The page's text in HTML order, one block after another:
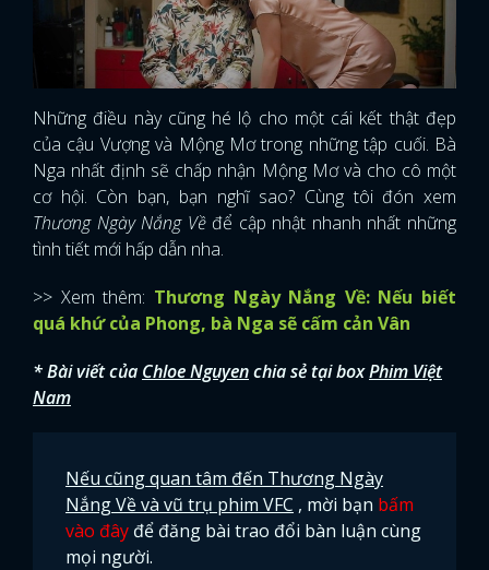
Những điều này cũng hé lộ cho một cái kết thật đẹp
của cậu Vượng và Mộng Mơ trong những tập cuối. Bà
Nga nhất định sẽ chấp nhận Mộng Mơ và cho cô một
cơ hội. Còn bạn, bạn nghĩ sao? Cùng tôi đón xem
Thương Ngày Nắng Vềđể cập nhật nhanh nhất những
tình tiết mới hấp dẫn nha.
>> Xem thêm: Thương Ngày Nắng Về: Nếu biết
quá khứ của Phong, bà Nga sẽ cấm cản Vân
* Bài viết của Chloe Nguyenchia sẻ tại boxPhim Việt
Nam
Nếu cũng quan tâm đến Thương Ngày
Nắng Về và vũ trụ phim VFC , mời bạn bấm
vào đây để đăng bài trao đổi bàn luận cùng
mọi người.